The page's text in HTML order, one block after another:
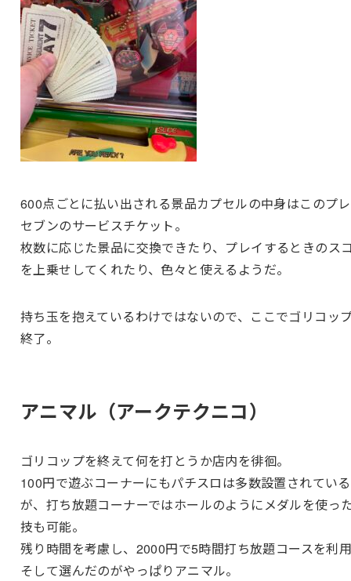
600点ごとに払い出される景品カプセルの中身はこのプ
セブンのサービスチケット。
枚数に応じた景品に交換できたり、プレイするときのス
を上乗せしてくれたり、色々と使えるようだ。
持ち玉を抱えているわけではないので、ここでゴリコッ
終了。
アニマル（アークテクニコ）
ゴリコップを終えて何を打とうか店内を徘徊。
100円で遊ぶコーナーにもパチスロは多数設置されている
が、打ち放題コーナーではホールのようにメダルを使っ
技も可能。
残り時間を考慮し、2000円で5時間打ち放題コースを利
そして選んだのがやっぱりアニマル。